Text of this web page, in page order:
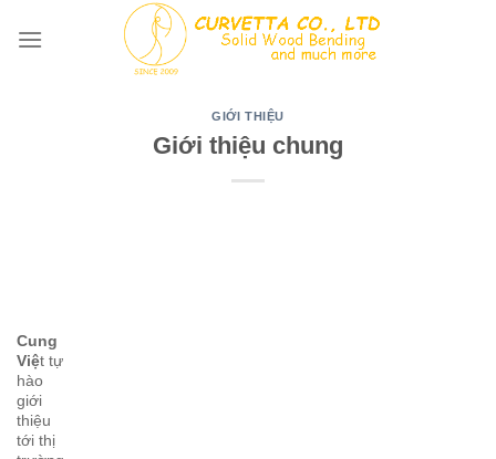
GIỚI THIỆU
Giới thiệu chung
Cung
Việt tự
hào
giới
thiệu
tới thị